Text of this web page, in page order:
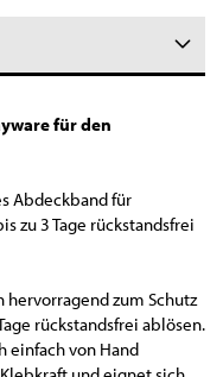
für den
Abdeckband für
zu 3 Tage rückstandsfrei
hervorragend zum Schutz
rückstandsfrei ablösen.
einfach von Hand